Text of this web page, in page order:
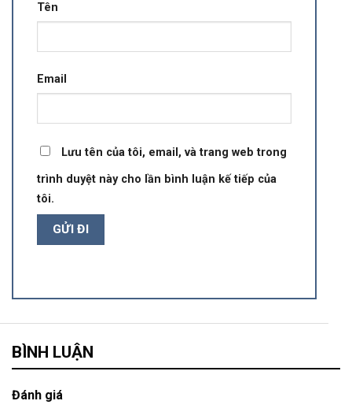
Tên
Email
Lưu tên của tôi, email, và trang web trong
trình duyệt này cho lần bình luận kế tiếp của
tôi.
BÌNH LUẬN
Đánh giá